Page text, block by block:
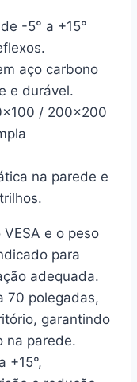
-5° a +15°
aço carbono
e durável.
/ 200×200
na parede e
e o peso
para
adequada.
70 polegadas,
garantindo
na parede.
+15°,